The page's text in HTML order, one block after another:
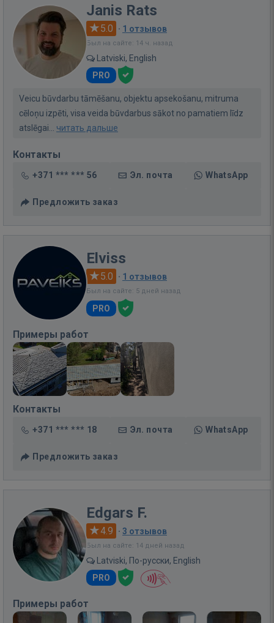
Janis Rats
5.0 · 1 отзывов
Был на сайте: 14 ч. назад
Latviski, English
PRO
Veicu būvdarbu tāmēšanu, objektu apsekošanu, mitruma
cēloņu izpēti, visa veida būvdarbus sākot no pamatiem līdz
atslēgai... читать дальше
Контакты
+371 *** *** 56 Эл. почта WhatsApp
Предложить заказ
Elviss
5.0 · 1 отзывов
Был на сайте: 5 дней назад
PRO
Примеры работ
Контакты
+371 *** *** 18 Эл. почта WhatsApp
Предложить заказ
Edgars F.
4.9 · 3 отзывов
Был на сайте: 14 дней назад
Latviski, По-русски, English
PRO
Примеры работ